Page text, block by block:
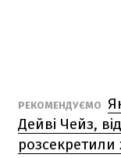
РЕКОМЕНДУЄМО
Дейві Чейз,
розсекретили